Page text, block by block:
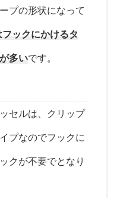
プの形状になって
ックにかけるタ
多いです。
セルは、クリップ
プなのでフックに
クが不要でとなり